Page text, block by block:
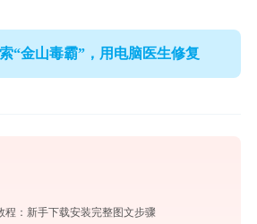
“金山毒霸”，用电脑医生修复
程：新手下载安装完整图文步骤